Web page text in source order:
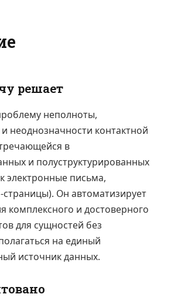
решает
неполноты,
неоднозначности контактной
в
и полуструктурированных
электронные письма,
Он автоматизирует
комплексного и достоверного
для сущностей без
на единый
источник данных.